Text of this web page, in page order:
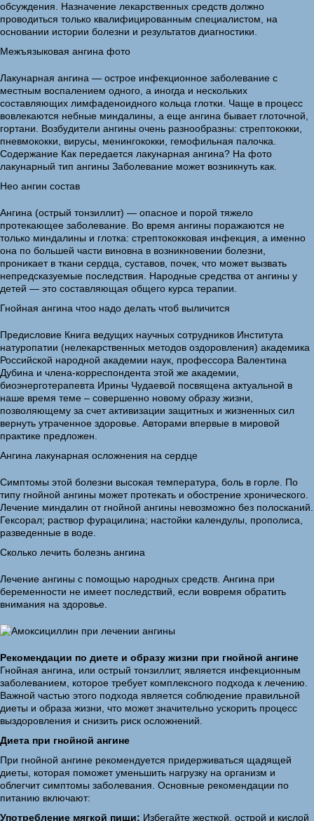
обсуждения. Назначение лекарственных средств должно
проводиться только квалифицированным специалистом, на
основании истории болезни и результатов диагностики.
Межъязыковая ангина фото
Лакунарная ангина — острое инфекционное заболевание с
местным воспалением одного, а иногда и нескольких
составляющих лимфаденоидного кольца глотки. Чаще в процесс
вовлекаются небные миндалины, а еще ангина бывает глоточной,
гортани. Возбудители ангины очень разнообразны: стрептококки,
пневмококки, вирусы, менингококки, гемофильная палочка.
Содержание Как передается лакунарная ангина? На фото
лакунарный тип ангины Заболевание может возникнуть как.
Нео ангин состав
Ангина (острый тонзиллит) — опасное и порой тяжело
протекающее заболевание. Во время ангины поражаются не
только миндалины и глотка: стрептококковая инфекция, а именно
она по большей части виновна в возникновении болезни,
проникает в ткани сердца, суставов, почек, что может вызвать
непредсказуемые последствия. Народные средства от ангины у
детей — это составляющая общего курса терапии.
Гнойная ангина чтоо надо делать чтоб выличится
Предисловие Книга ведущих научных сотрудников Института
натуропатии (нелекарственных методов оздоровления) академика
Российской народной академии наук, профессора Валентина
Дубина и члена-корреспондента этой же академии,
биоэнерготерапевта Ирины Чудаевой посвящена актуальной в
наше время теме – совершенно новому образу жизни,
позволяющему за счет активизации защитных и жизненных сил
вернуть утраченное здоровье. Авторами впервые в мировой
практике предложен.
Ангина лакунарная осложнения на сердце
Симптомы этой болезни высокая температура, боль в горле. По
типу гнойной ангины может протекать и обострение хронического.
Лечение миндалин от гнойной ангины невозможно без полосканий.
Гексорал; раствор фурацилина; настойки календулы, прополиса,
разведенные в воде.
Сколько лечить болезнь ангина
Лечение ангины с помощью народных средств. Ангина при
беременности не имеет последствий, если вовремя обратить
внимания на здоровье.
Рекомендации по диете и образу жизни при гнойной ангине
Гнойная ангина, или острый тонзиллит, является инфекционным
заболеванием, которое требует комплексного подхода к лечению.
Важной частью этого подхода является соблюдение правильной
диеты и образа жизни, что может значительно ускорить процесс
выздоровления и снизить риск осложнений.
Диета при гнойной ангине
При гнойной ангине рекомендуется придерживаться щадящей
диеты, которая поможет уменьшить нагрузку на организм и
облегчит симптомы заболевания. Основные рекомендации по
питанию включают:
Употребление мягкой пищи: Избегайте жесткой, острой и кислой